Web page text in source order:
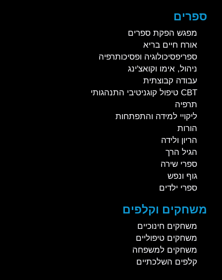
ספרים
מפגש הפקת ספרים
אורח חיים בריא
ספריפסיכולוגיה ופסיכותרפיה
ניהול, אימו וקואצ'ינג
עבודה קבוצתית
CBT טיפול קוגניטיבי התנהגותי
תרפיה
ליקויי למידה והתפתחות
הורות
הריון ולידה
הגיל הרך
ספרי שירה
גוף ונפש
ספרי ילדים
משחקים וקלפים
משחקים חינוכיים
משחקים טיפוליים
משחקים למשפחה
קלפים השלכתיים